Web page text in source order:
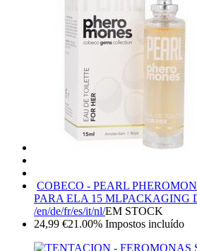
COBECO - PEARL
PARA ELA 15 MLPACKAGING
/en/de/fr/es/it/nl/EM STOCK
24,99 €21.00% Impostos incluído